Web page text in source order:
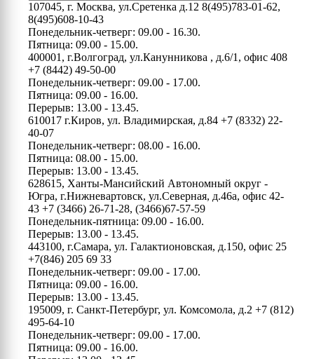
107045, г. Москва, ул.Сретенка д.12 8(495)783-01-62,
8(495)608-10-43
Понедельник-четверг: 09.00 - 16.30.
Пятница: 09.00 - 15.00.
400001, г.Волгоград, ул.Канунникова , д.6/1, офис 408
+7 (8442) 49-50-00
Понедельник-четверг: 09.00 - 17.00.
Пятница: 09.00 - 16.00.
Перерыв: 13.00 - 13.45.
610017 г.Киров, ул. Владимирская, д.84 +7 (8332) 22-
40-07
Понедельник-четверг: 08.00 - 16.00.
Пятница: 08.00 - 15.00.
Перерыв: 13.00 - 13.45.
628615, Ханты-Мансийский Автономный округ -
Югра, г.Нижневартовск, ул.Северная, д.46а, офис 42-
43 +7 (3466) 26-71-28, (3466)67-57-59
Понедельник-пятница: 09.00 - 16.00.
Перерыв: 13.00 - 13.45.
443100, г.Самара, ул. Галактионовская, д.150, офис 25
+7(846) 205 69 33
Понедельник-четверг: 09.00 - 17.00.
Пятница: 09.00 - 16.00.
Перерыв: 13.00 - 13.45.
195009, г. Санкт-Петербург, ул. Комсомола, д.2 +7 (812)
495-64-10
Понедельник-четверг: 09.00 - 17.00.
Пятница: 09.00 - 16.00.